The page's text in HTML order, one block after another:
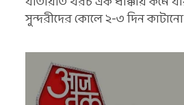
সুন্দরীদের কোলে ২-৩ দিন কাটানো